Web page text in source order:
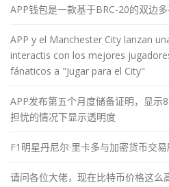
APP钱包是一款基于BRC-20的双边
APP y el Manchester City lanzan
interactis con los mejores
fánaticos a "Jugar para el City"
APP发布第五个月度储备证明，显示
担忧的情况下显示透明度
F1明星丹尼尔·里卡多与加密货币交
请问各位大佬，现在比特币价格这么